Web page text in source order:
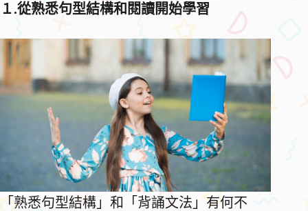
１.從熟悉句型結構和閱讀開始學習
「熟悉句型結構」和「背誦文法」有何不